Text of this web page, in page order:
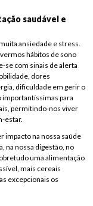
saudável e
ansiedade e stress.
hábitos de sono
se com sinais de alerta
dores
dificuldade em gerir o
importantíssimas para
permitindo-nos viver
estar.
impacto na nossa saúde
na nossa digestão, no
uma alimentação
mais cereais
excepcionais os